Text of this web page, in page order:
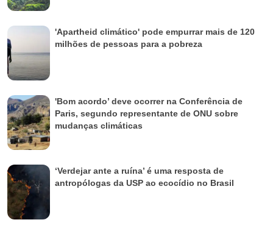
'Apartheid climático' pode empurrar mais de 120
milhões de pessoas para a pobreza
'Bom acordo’ deve ocorrer na Conferência de
Paris, segundo representante de ONU sobre
mudanças climáticas
‘Verdejar ante a ruína’ é uma resposta de
antropólogas da USP ao ecocídio no Brasil